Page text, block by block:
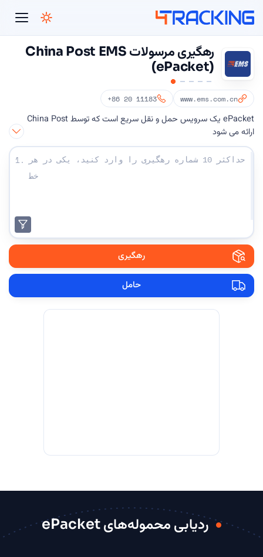
4Tracking
رهگیری مرسولات China Post EMS
(ePacket)
www.ems.com.cn
+86 20 11183
ePacket یک سرویس حمل و نقل سریع است که توسط China Post
ارائه می شود
شماره های رهگیری خود را وارد کنید: 1.
رهگیری
حامل
ردیابی محموله‌های ePacket